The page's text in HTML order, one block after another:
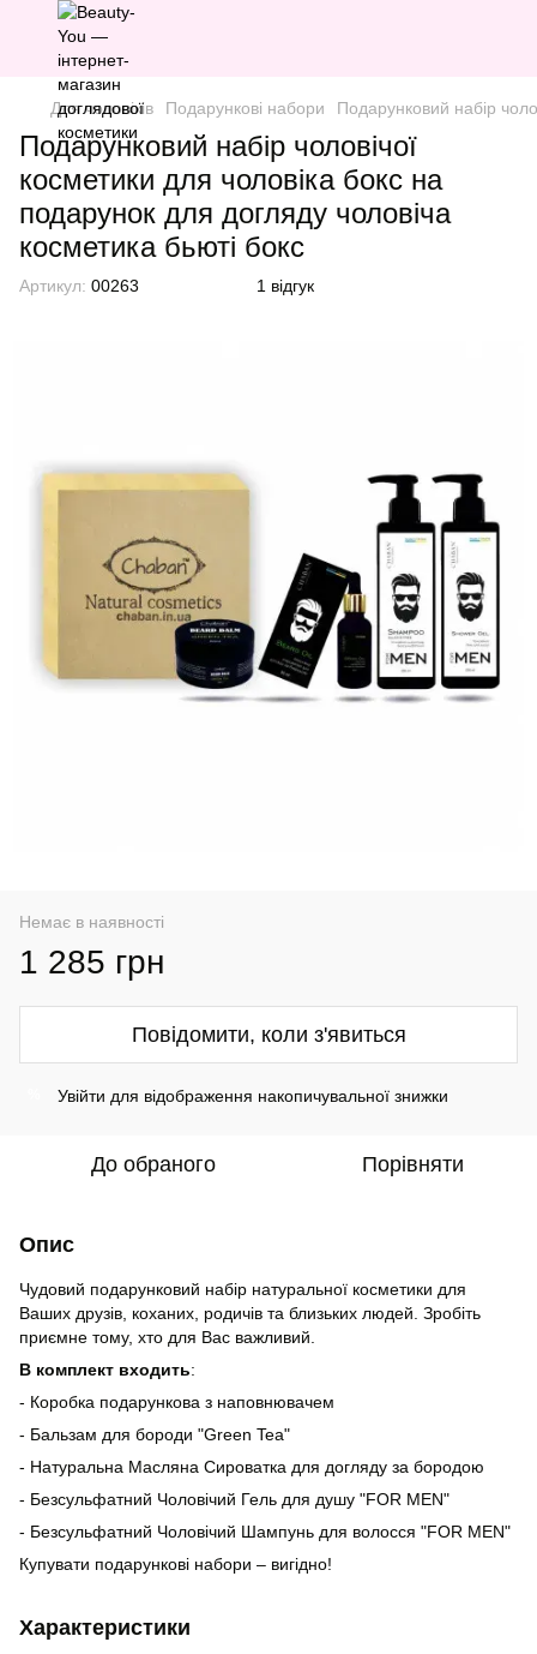
Для чоловіків Подарункові набори Подарунковий набір
Подарунковий набір чоловічої
косметики для чоловіка бокс на
подарунок для догляду чоловіча
косметика бьюті бокс
Артикул: 00263 1 відгук
Немає в наявності
1 285 грн
Повідомити, коли з'явиться
Увійти для відображення накопичувальної знижки
До обраного Порівняти
Опис
Чудовий подарунковий набір натуральної косметики для
Ваших друзів, коханих, родичів та близьких людей. Зробіть
приємне тому, хто для Вас важливий.
В комплект входить:
- Коробка подарункова з наповнювачем
- Бальзам для бороди "Green Tea"
- Натуральна Масляна Сироватка для догляду за бородою
- Безсульфатний Чоловічий Гель для душу "FOR MEN"
- Безсульфатний Чоловічий Шампунь для волосся "FOR MEN"
Купувати подарункові набори – вигідно!
Характеристики